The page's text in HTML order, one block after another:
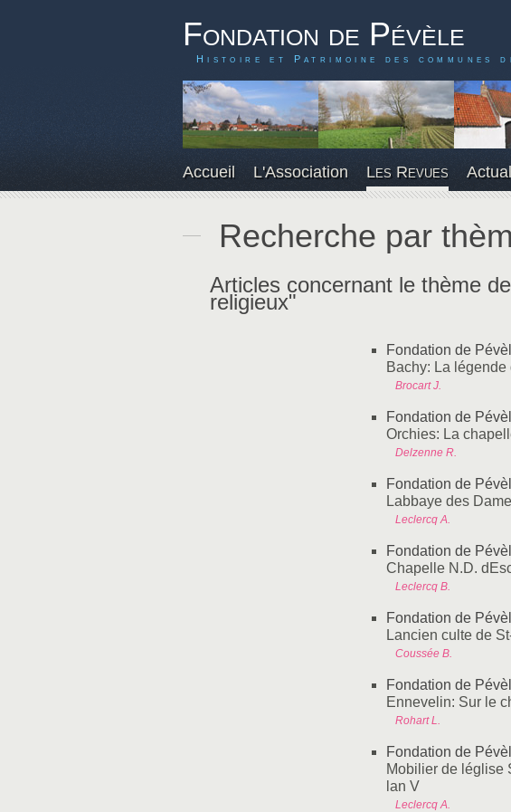
Fondation de Pévèle
Histoire et Patrimoine des communes
Accueil L'Association Les Revues
Recherche par
Articles concernant le thème
religieux"
Fondation de
Bachy: La
Brocart J.
Fondation de
Orchies: La
Delzenne R.
Fondation de
Labbaye des
Leclercq A.
Fondation de
Chapelle N.D.
Leclercq B.
Fondation de
Lancien culte de
Coussée B.
Fondation de
Ennevelin: Sur le
Rohart L.
Fondation de
Mobilier de
lan V
Leclercq A.